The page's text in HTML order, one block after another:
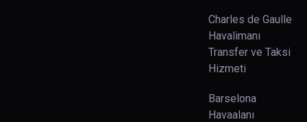
Charles de Gaulle
Havalimanı
Transfer ve Taksi
Hizmeti
Barselona
Havaalanı